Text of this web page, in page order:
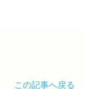
この記事へ戻る